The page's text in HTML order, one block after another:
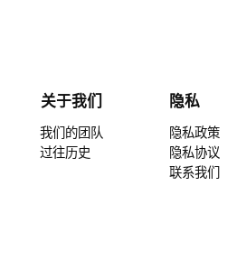
关于我们
我们的团队
过往历史
隐私
隐私政策
隐私协议
联系我们